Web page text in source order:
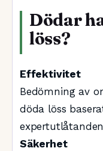
Dödar
löss?
Effektivitet
Bedömning av
döda löss
Säkerhet